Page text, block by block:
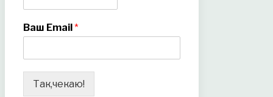
Ваш Email*
Так,чекаю!